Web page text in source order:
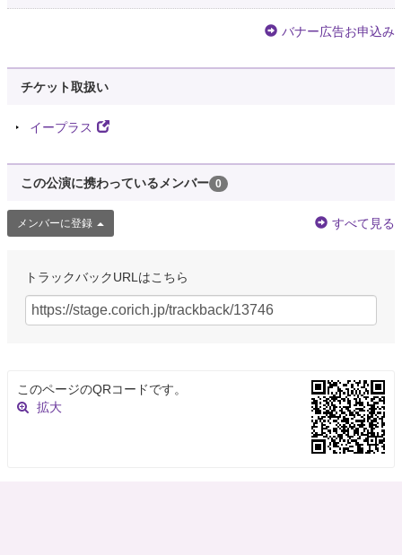
バナー広告お申込み
チケット取扱い
イープラス
この公演に携わっているメンバー 0
メンバーに登録 すべて見る
トラックバックURLはこちら
このページのQRコードです。
拡大